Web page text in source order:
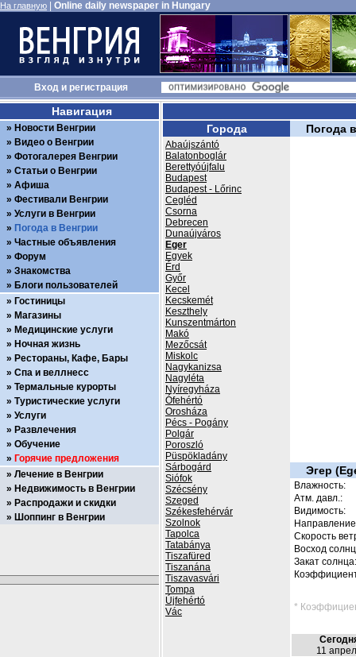
На главную Online daily newspaper in Hungary
Входи регистрация
Города
Abaújszántó
Balatonboglár
Berettyóújfalu
Budapest
Budapest - Lőrinc
Cegléd
Csorna
Debrecen
Dunaújváros
Eger
Egyek
Érd
Győr
Kecel
Kecskemét
Keszthely
Kunszentmárton
Makó
Mezőcsát
Miskolc
Nagykanizsa
Nagyléta
Nyíregyháza
Ófehértó
Orosháza
Pécs - Pogány
Polgár
Poroszló
Püspökladány
Sárbogárd
Siófok
Szécsény
Szeged
Székesfehérvár
Szolnok
Tapolca
Tatabánya
Tiszafüred
Tiszanána
Tiszavasvári
Tompa
Újfehértó
Vác
Погода
Эгер
Влажность:
Атм. давл.:
Видимость:
Скорость
Восход
Закат солнца:
*
11
Навигация
Новости Венгрии
Видео о Венгрии
Фотогалерея Венгрии
Статьи о Венгрии
Афиша
Фестивали Венгрии
Услуги в Венгрии
Погода в Венгрии
Частные объявления
Форум
Знакомства
Блоги пользователей
Гостиницы
Магазины
Медицинские услуги
Ночная жизнь
Рестораны, Кафе, Бары
Спа и веллнесс
Термальные курорты
Туристические услуги
Услуги
Развлечения
Обучение
Горячие предложения
Лечение в Венгрии
Недвижимость в Венгрии
Распродажи и скидки
Шоппинг в Венгрии